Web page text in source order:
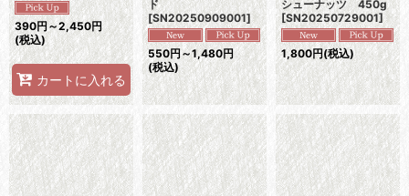
390円～2,450円
(税込)
カートに入れる
ド
[SN20250909001]
550円～1,480円
(税込)
シューナッツ 450g
[SN20250729001]
1,800円(税込)